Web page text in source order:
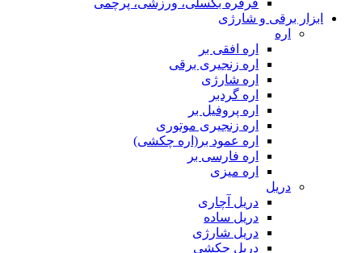
قرقره بکسلی، ورزشی، پرچمی
ابزار برقی و شارژی
اره
اره افقی بر
اره زنجیری برقی
اره شارژی
اره گردبر
اره پروفیل بر
اره زنجیری موتوری
اره عمود بر(اره چکشی)
اره فارسی بر
اره میزی
دریل
دریل آچاری
دریل ساده
دریل شارژی
دریل چکشی